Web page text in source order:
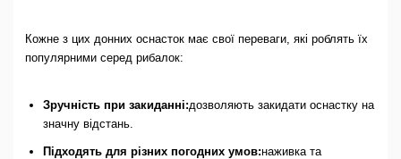
Кожне з цих донних оснасток має свої переваги, які роблять їх
популярними серед рибалок:
Зручність при закиданні:дозволяють закидати оснастку на
значну відстань.
Підходять для різних погодних умов:наживка та